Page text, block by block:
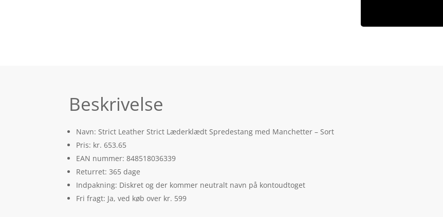
Beskrivelse
Navn: Strict Leather Strict Læderklædt Spredestang med Manchetter – Sort
Pris: kr. 653.65
EAN nummer: 848518036339
Returret: 365 dage
Indpakning: Diskret og der kommer neutralt navn på kontoudtoget
Fri fragt: Ja, ved køb over kr. 599